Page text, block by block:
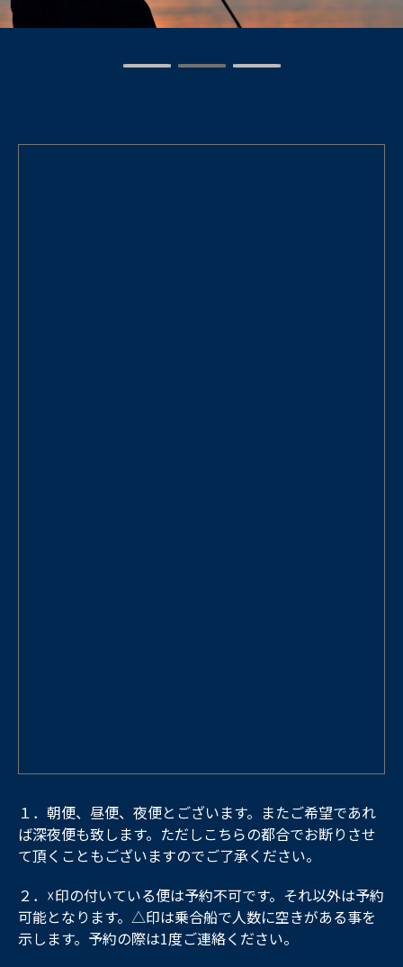
１．朝便、昼便、夜便とございます。またご希望であれ
ば深夜便も致します。ただしこちらの都合でお断りさせ
て頂くこともございますのでご了承ください。
２．☓印の付いている便は予約不可です。それ以外は予約
可能となります。△印は乗合船で人数に空きがある事を
示します。予約の際は1度ご連絡ください。